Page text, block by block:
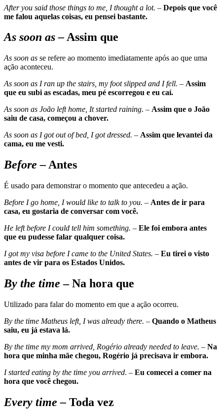
After you said those things to me, I thought a lot. – Depois que você
me falou aquelas coisas, eu pensei bastante.
As soon as –Assim que
As soon as se refere ao momento imediatamente após ao que uma
ação aconteceu.
As soon as I ran up the stairs, my foot slipped and I fell. – Assim
que eu subi as escadas, meu pé escorregou e eu caí.
As soon as João left home, It started raining. – Assim que o João
saiu de casa, começou a chover.
As soon as I got out of bed, I got dressed. – Assim que levantei da
cama, eu me vesti.
Before –Antes
É usado para demonstrar o momento que antecedeu a ação.
Before I go home, I would like to talk to you. – Antes de ir para
casa, eu gostaria de conversar com você.
He left before I could tell him something. – Ele foi embora antes
que eu pudesse falar qualquer coisa.
I got my visa before I came to the United States. – Eu tirei o visto
antes de vir para os Estados Unidos.
By the time– Na hora que
Utilizado para falar do momento em que a ação ocorreu.
By the time Matheus left, I was already there. – Quando o Matheus
saiu, eu já estava lá.
By the time my mom arrived, Rogério already needed to leave. – Na
hora que minha mãe chegou, Rogério já precisava ir embora.
I started eating by the time you arrived. – Eu comecei a comer na
hora que você chegou.
Every time – Toda vez